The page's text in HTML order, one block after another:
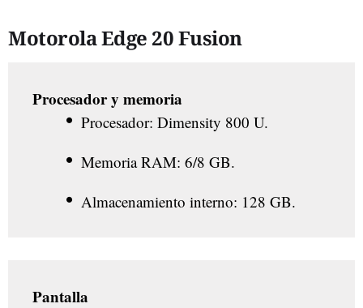
Motorola Edge 20 Fusion
Procesador y memoria
Procesador: Dimensity 800 U.
Memoria RAM: 6/8 GB.
Almacenamiento interno: 128 GB.
Pantalla